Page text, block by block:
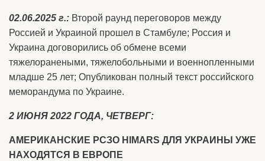
02.06.2025 г.: Второй раунд переговоров между
Россией и Украиной прошел в Стамбуле; Россия и
Украина договорились об обмене всеми
тяжелоранеными, тяжелобольными и военнопленными
младше 25 лет; Опубликован полный текст российского
меморандума по Украине.
2 ИЮНЯ 2022 ГОДА, ЧЕТВЕРГ:
АМЕРИКАНСКИЕ РСЗО HIMARS ДЛЯ УКРАИНЫ УЖЕ
НАХОДЯТСЯ В ЕВРОПЕ